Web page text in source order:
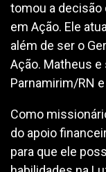
tomou a decisão
em Ação. Ele
além de ser o
Ação. Matheus e
Parnamirim/RN
Como
do apoio
para que ele